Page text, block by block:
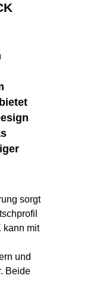
sorgt
kann mit
und
Beide